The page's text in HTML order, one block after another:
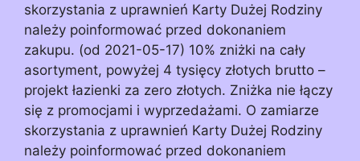
skorzystania z uprawnień Karty Dużej Rodziny
należy poinformować przed dokonaniem
zakupu. (od 2021-05-17) 10% zniżki na cały
asortyment, powyżej 4 tysięcy złotych brutto –
projekt łazienki za zero złotych. Zniżka nie łączy
się z promocjami i wyprzedażami. O zamiarze
skorzystania z uprawnień Karty Dużej Rodziny
należy poinformować przed dokonaniem